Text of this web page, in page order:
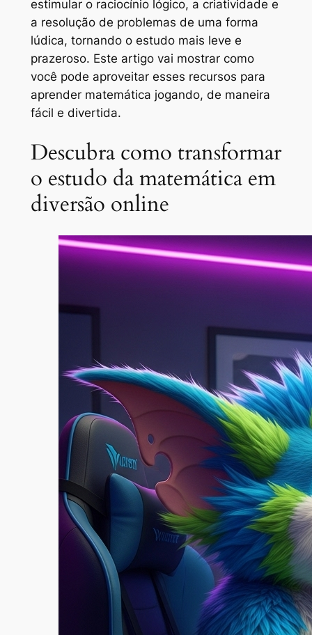
estimular o raciocínio lógico, a criatividade e
a resolução de problemas de uma forma
lúdica, tornando o estudo mais leve e
prazeroso. Este artigo vai mostrar como
você pode aproveitar esses recursos para
aprender matemática jogando, de maneira
fácil e divertida.
Descubra como transformar
o estudo da matemática em
diversão online